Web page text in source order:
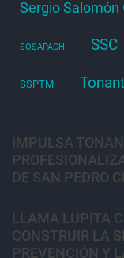
Sergio Salomón
SOSAPACH SSC
SSPTM
IMPULSA
DE SAN PEDRO
LLAMA LUPITA
CONSTRUIR LA
PREVENCIÓN Y